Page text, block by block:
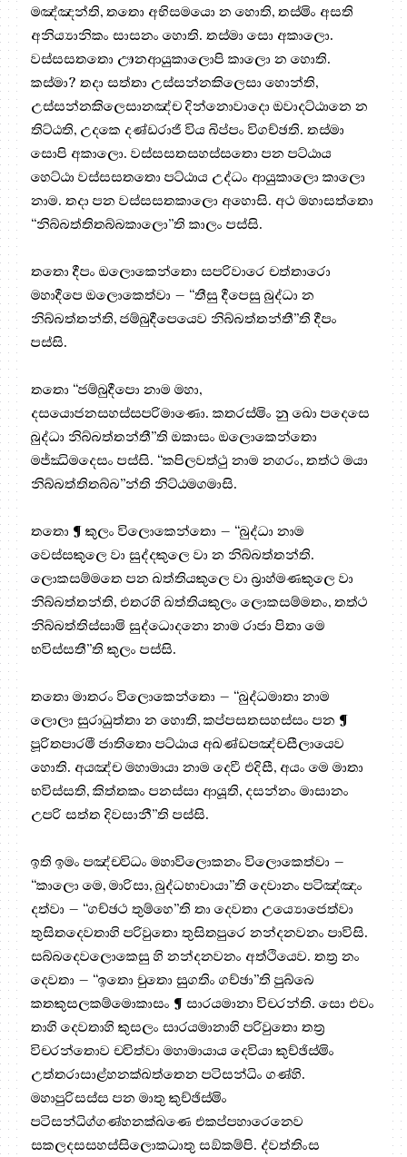
මඤ්ඤන්ති, තතො අභිසමයො න හොති, තස්මිං අසති
අනිය්‍යානිකං සාසනං හොති. තස්මා සො අකාලො.
වස්සසතතො ඌනආයුකාලොපි කාලො න හොති.
කස්මා? තදා සත්තා උස්සන්නකිලෙසා හොන්ති,
උස්සන්නකිලෙසානඤ්ච දින්නොවාදො ඔවාදට්ඨානෙ න
තිට්ඨති, උදකෙ දණ්ඩරාජි විය ඛිප්පං විගච්ඡති. තස්මා
සොපි අකාලො. වස්සසතසහස්සතො පන පට්ඨාය
හෙට්ඨා වස්සසතතො පට්ඨාය උද්ධං ආයුකාලො කාලො
නාම. තදා පන වස්සසතකාලො අහොසි. අථ මහාසත්තො
“නිබ්බත්තිතබ්බකාලො”ති කාලං පස්සි.
තතො දීපං ඔලොකෙන්තො සපරිවාරෙ චත්තාරො
මහාදීපෙ ඔලොකෙත්වා – “තීසු දීපෙසු බුද්ධා න
නිබ්බත්තන්ති, ජම්බුදීපෙයෙව නිබ්බත්තන්තී”ති දීපං
පස්සි.
තතො “ජම්බුදීපො නාම මහා,
දසයොජනසහස්සපරිමාණො. කතරස්මිං නු ඛො පදෙසෙ
බුද්ධා නිබ්බත්තන්තී”ති ඔකාසං ඔලොකෙන්තො
මජ්ඣිමදෙසං පස්සි. “කපිලවත්ථු නාම නගරං, තත්ථ මයා
නිබ්බත්තිතබ්බ”න්ති නිට්ඨමගමාසි.
තතො ¶ කුලං විලොකෙන්තො – “බුද්ධා නාම
වෙස්සකුලෙ වා සුද්දකුලෙ වා න නිබ්බත්තන්ති.
ලොකසම්මතෙ පන ඛත්තියකුලෙ වා බ්‍රාහ්මණකුලෙ වා
නිබ්බත්තන්ති, එතරහි ඛත්තියකුලං ලොකසම්මතං, තත්ථ
නිබ්බත්තිස්සාමි සුද්ධොදනො නාම රාජා පිතා මෙ
භවිස්සතී”ති කුලං පස්සි.
තතො මාතරං විලොකෙන්තො – “බුද්ධමාතා නාම
ලොලා සුරාධුත්තා න හොති, කප්පසතසහස්සං පන ¶
පූරිතපාරමී ජාතිතො පට්ඨාය අඛණ්ඩපඤ්චසීලායෙව
හොති. අයඤ්ච මහාමායා නාම දෙවී එදිසී, අයං මෙ මාතා
භවිස්සති, කිත්තකං පනස්සා ආයූති, දසන්නං මාසානං
උපරි සත්ත දිවසානී”ති පස්සි.
ඉති ඉමං පඤ්චවිධං මහාවිලොකනං විලොකෙත්වා –
“කාලො මෙ, මාරිසා, බුද්ධභාවායා”ති දෙවානං පටිඤ්ඤං
දත්වා – “ගච්ඡථ තුම්හෙ”ති තා දෙවතා උය්‍යොජෙත්වා
තුසිතදෙවතාහි පරිවුතො තුසිතපුරෙ නන්දනවනං පාවිසි.
සබ්බදෙවලොකෙසු හි නන්දනවනං අත්ථියෙව. තත්‍ර නං
දෙවතා – “ඉතො චුතො සුගතිං ගච්ඡා”ති පුබ්බෙ
කතකුසලකම්මොකාසං ¶ සාරයමානා විචරන්ති. සො එවං
තාහි දෙවතාහි කුසලං සාරයමානාහි පරිවුතො තත්‍ර
විචරන්තොව චවිත්වා මහාමායාය දෙවියා කුච්ඡිස්මිං
උත්තරාසාළ්හනක්ඛත්තෙන පටිසන්ධිං ගණ්හි.
මහාපුරිසස්ස පන මාතු කුච්ඡිස්මිං
පටිසන්ධිග්ගණ්හනක්ඛණෙ එකප්පහාරෙනෙව
සකලදසසහස්සිලොකධාතු සඞ්කම්පි. ද්වත්තිංස